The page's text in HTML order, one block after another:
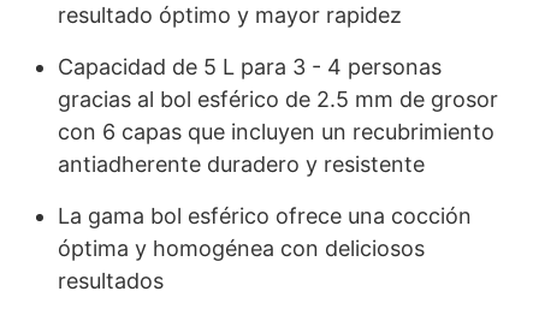
resultado óptimo y mayor rapidez
Capacidad de 5 L para 3 - 4 personas
gracias al bol esférico de 2.5 mm de grosor
con 6 capas que incluyen un recubrimiento
antiadherente duradero y resistente
La gama bol esférico ofrece una cocción
óptima y homogénea con deliciosos
resultados